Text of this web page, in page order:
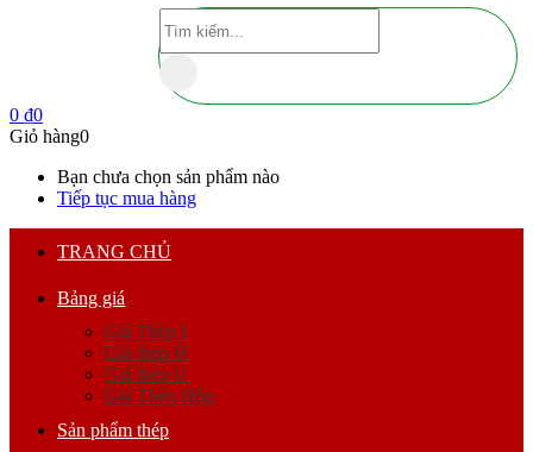
0 ₫0
Giỏ hàng0
Bạn chưa chọn sản phẩm nào
Tiếp tục mua hàng
TRANG CHỦ
Bảng giá
Giá Thép I
Giá thép H
Giá thép U
Giá Thép Hộp
Sản phẩm thép